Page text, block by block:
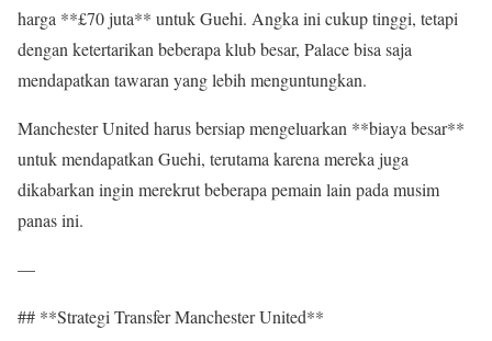
harga **£70 juta** untuk Guehi. Angka ini cukup tinggi, tetapi
dengan ketertarikan beberapa klub besar, Palace bisa saja
mendapatkan tawaran yang lebih menguntungkan.
Manchester United harus bersiap mengeluarkan **biaya besar**
untuk mendapatkan Guehi, terutama karena mereka juga
dikabarkan ingin merekrut beberapa pemain lain pada musim
panas ini.
—
## **Strategi Transfer Manchester United**